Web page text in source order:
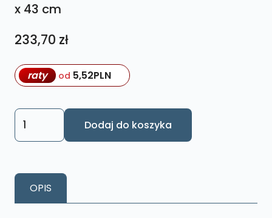
x 43 cm
233,70 zł
raty od 5,52PLN
ilość
Obraz
L45
Dodaj do koszyka
OPIS